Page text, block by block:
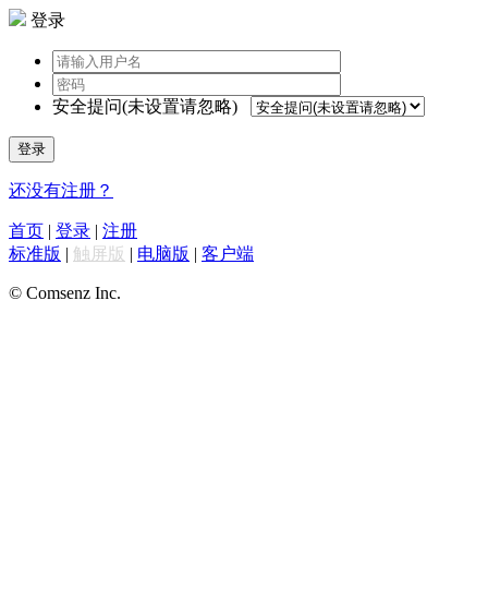
登录
安全提问(未设置请忽略)
登录
还没有注册？
首页 | 登录 | 注册
标准版 | 触屏版 | 电脑版 | 客户端
© Comsenz Inc.